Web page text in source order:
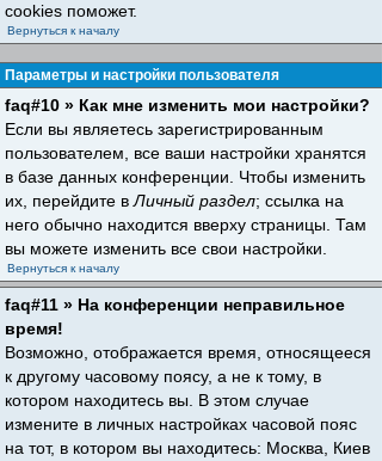
cookies поможет.
Вернуться к началу
Параметры и настройки пользователя
faq#10 » Как мне изменить мои настройки?
Если вы являетесь зарегистрированным
пользователем, все ваши настройки хранятся
в базе данных конференции. Чтобы изменить
их, перейдите в Личный раздел; ссылка на
него обычно находится вверху страницы. Там
вы можете изменить все свои настройки.
Вернуться к началу
faq#11 » На конференции неправильное
время!
Возможно, отображается время, относящееся
к другому часовому поясу, а не к тому, в
котором находитесь вы. В этом случае
измените в личных настройках часовой пояс
на тот, в котором вы находитесь: Москва, Киев